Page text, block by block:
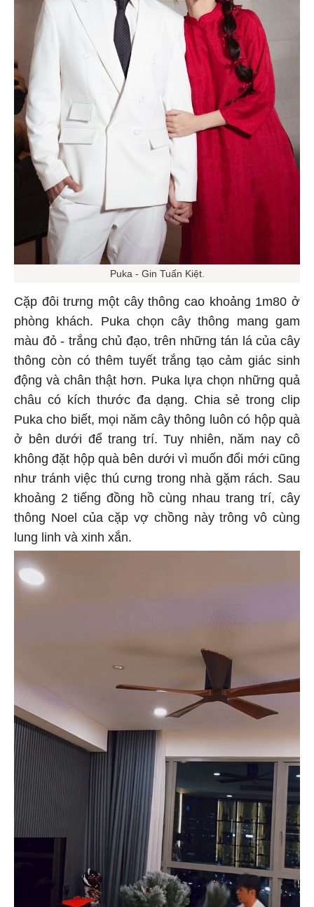
Puka - Gin Tuấn Kiệt.
Cặp đôi trưng một cây thông cao khoảng 1m80 ở
phòng khách. Puka chọn cây thông mang gam
màu đỏ - trắng chủ đạo, trên những tán lá của cây
thông còn có thêm tuyết trắng tạo cảm giác sinh
động và chân thật hơn. Puka lựa chọn những quả
châu có kích thước đa dạng. Chia sẻ trong clip
Puka cho biết, mọi năm cây thông luôn có hộp quà
ở bên dưới để trang trí. Tuy nhiên, năm nay cô
không đặt hộp quà bên dưới vì muốn đổi mới cũng
như tránh việc thú cưng trong nhà gặm rách. Sau
khoảng 2 tiếng đồng hồ cùng nhau trang trí, cây
thông Noel của cặp vợ chồng này trông vô cùng
lung linh và xinh xắn.